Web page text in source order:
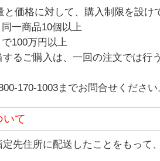
と価格に対して、購入制限を設け
一商品10個以上
100万円以上
るご購入は、一回の注文では行
170-1003までお問合せくださ
いて
定先住所に配送したことをもって